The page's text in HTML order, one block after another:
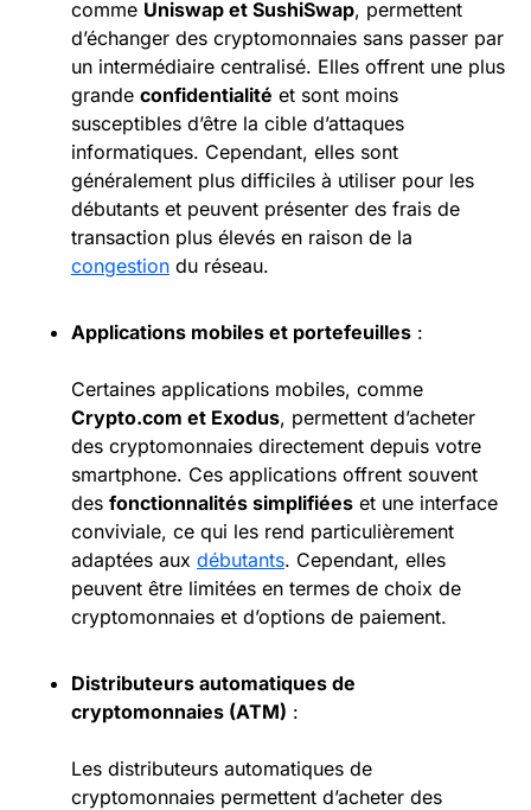
comme Uniswap et SushiSwap, permettent
d’échanger des cryptomonnaies sans passer par
un intermédiaire centralisé. Elles offrent une plus
grande confidentialité et sont moins
susceptibles d’être la cible d’attaques
informatiques. Cependant, elles sont
généralement plus difficiles à utiliser pour les
débutants et peuvent présenter des frais de
transaction plus élevés en raison de la
congestion du réseau.
Applications mobiles et portefeuilles :
Certaines applications mobiles, comme
Crypto.com et Exodus, permettent d’acheter
des cryptomonnaies directement depuis votre
smartphone. Ces applications offrent souvent
des fonctionnalités simplifiées et une interface
conviviale, ce qui les rend particulièrement
adaptées aux débutants. Cependant, elles
peuvent être limitées en termes de choix de
cryptomonnaies et d’options de paiement.
Distributeurs automatiques de
cryptomonnaies (ATM) :
Les distributeurs automatiques de
cryptomonnaies permettent d’acheter des